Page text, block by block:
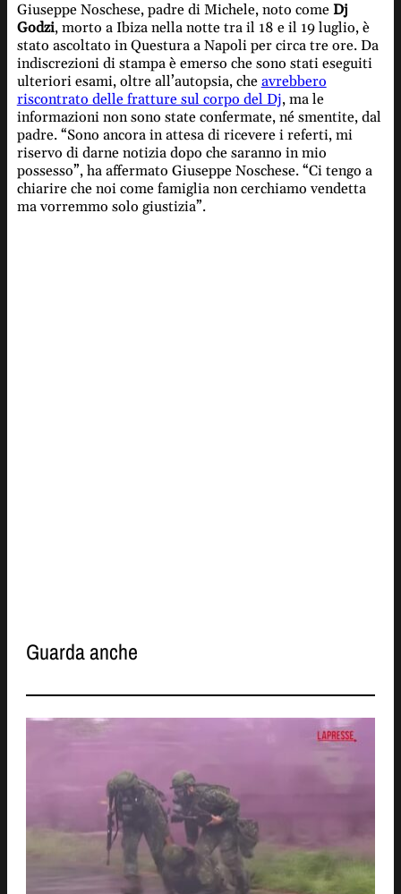
Giuseppe Noschese, padre di Michele, noto come Dj
Godzi, morto a Ibiza nella notte tra il 18 e il 19 luglio, è
stato ascoltato in Questura a Napoli per circa tre ore. Da
indiscrezioni di stampa è emerso che sono stati eseguiti
ulteriori esami, oltre all’autopsia, che avrebbero
riscontrato delle fratture sul corpo del Dj, ma le
informazioni non sono state confermate, né smentite, dal
padre. “Sono ancora in attesa di ricevere i referti, mi
riservo di darne notizia dopo che saranno in mio
possesso”, ha affermato Giuseppe Noschese. “Ci tengo a
chiarire che noi come famiglia non cerchiamo vendetta
ma vorremmo solo giustizia”.
Guarda anche